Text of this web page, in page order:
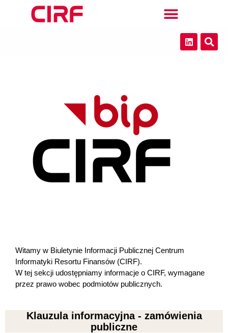
Witamy w Biuletynie Informacji Publicznej Centrum
Informatyki Resortu Finansów (CIRF).
W tej sekcji udostępniamy informacje o CIRF, wymagane
przez prawo wobec podmiotów publicznych.
Klauzula informacyjna - zamówienia
publiczne